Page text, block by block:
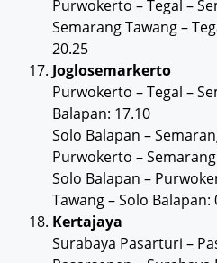
Purwokerto – Tegal –
Semarang Tawang –
20.25
Joglosemarkerto
Purwokerto – Tegal –
Balapan: 17.10
Solo Balapan –
Purwokerto –
Solo Balapan –
Tawang – Solo Balapan:
Kertajaya
Surabaya Pasarturi –